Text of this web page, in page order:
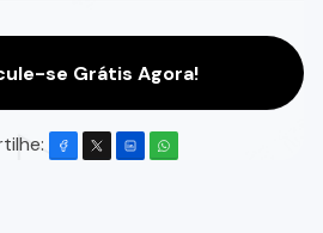
se Grátis Agora!